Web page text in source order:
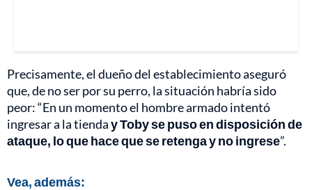
Precisamente, el dueño del establecimiento aseguró
que, de no ser por su perro, la situación habría sido
peor: “En un momento el hombre armado intentó
ingresar a la tienday Toby se puso en disposición de
ataque, lo que hace que se retenga y no ingrese”.
Vea, además: